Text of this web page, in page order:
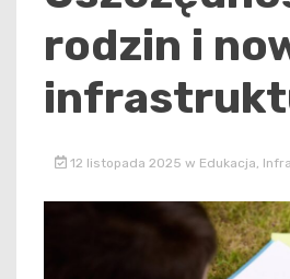
rodzin i
12 listopada 2025 w Edukacja